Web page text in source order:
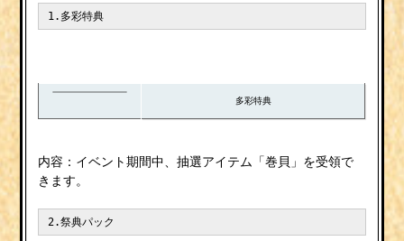
1.多彩特典
多彩特典
内容：イベント期間中、抽選アイテム「巻貝」を受領で
きます。
2.祭典パック